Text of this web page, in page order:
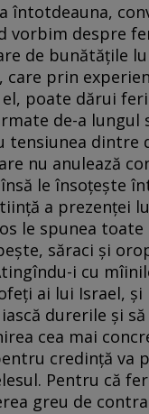
întotdeauna,
vorbim despre
de bunătățile
prin
poate dărui
de-a lungul
tensiunea dintre
nu anulează
le însoțește
a prezenței
le spunea toate
săraci și
i cu
ai lui Israel,
durerile și
cea mai
credință va
Pentru că
greu de